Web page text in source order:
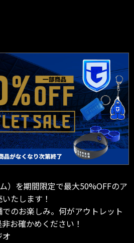
）を期間限定で最大50%OFFのア
たします！
のお楽しみ。何がアウトレット
お確かめください！
オ